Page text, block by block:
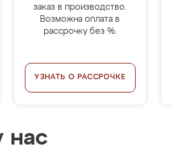
заказ в производство.
Возможна оплата в
рассрочку без %.
УЗНАТЬ О РАССРОЧКЕ
нас